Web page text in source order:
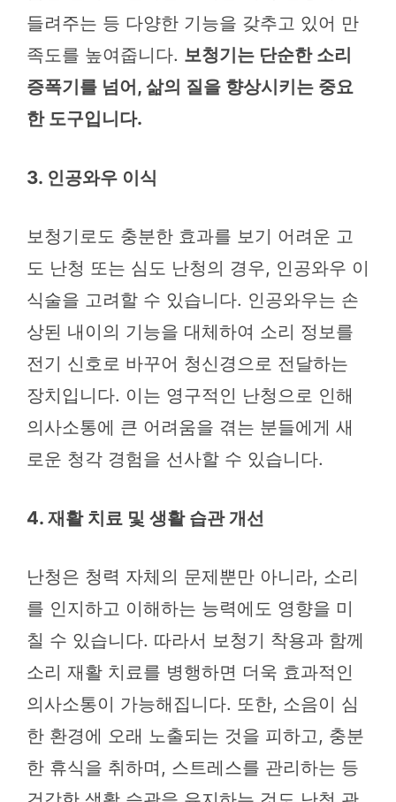
들려주는 등 다양한 기능을 갖추고 있어 만
족도를 높여줍니다. 보청기는 단순한 소리
증폭기를 넘어, 삶의 질을 향상시키는 중요
한 도구입니다.
3. 인공와우 이식
보청기로도 충분한 효과를 보기 어려운 고
도 난청 또는 심도 난청의 경우, 인공와우 이
식술을 고려할 수 있습니다. 인공와우는 손
상된 내이의 기능을 대체하여 소리 정보를
전기 신호로 바꾸어 청신경으로 전달하는
장치입니다. 이는 영구적인 난청으로 인해
의사소통에 큰 어려움을 겪는 분들에게 새
로운 청각 경험을 선사할 수 있습니다.
4. 재활 치료 및 생활 습관 개선
난청은 청력 자체의 문제뿐만 아니라, 소리
를 인지하고 이해하는 능력에도 영향을 미
칠 수 있습니다. 따라서 보청기 착용과 함께
소리 재활 치료를 병행하면 더욱 효과적인
의사소통이 가능해집니다. 또한, 소음이 심
한 환경에 오래 노출되는 것을 피하고, 충분
한 휴식을 취하며, 스트레스를 관리하는 등